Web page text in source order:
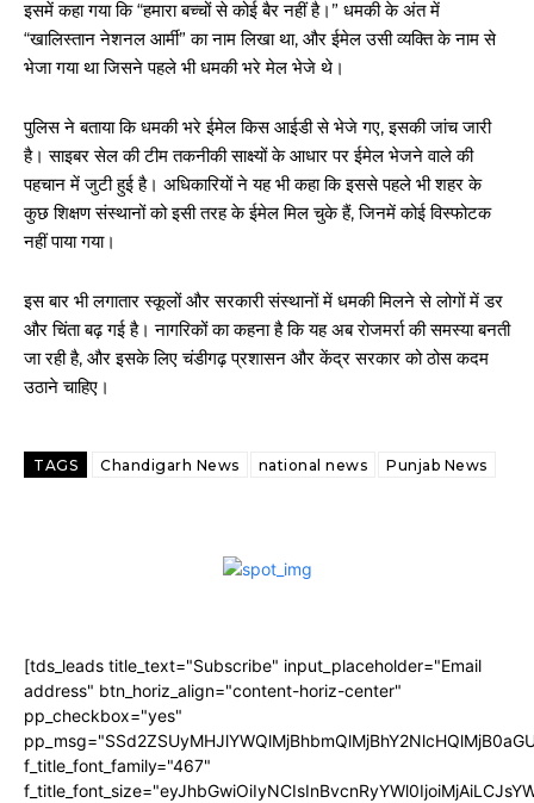
इसमें कहा गया कि “हमारा बच्चों से कोई बैर नहीं है।” धमकी के अंत में
“खालिस्तान नेशनल आर्मी” का नाम लिखा था, और ईमेल उसी व्यक्ति के नाम से
भेजा गया था जिसने पहले भी धमकी भरे मेल भेजे थे।
पुलिस ने बताया कि धमकी भरे ईमेल किस आईडी से भेजे गए, इसकी जांच जारी
है। साइबर सेल की टीम तकनीकी साक्ष्यों के आधार पर ईमेल भेजने वाले की
पहचान में जुटी हुई है। अधिकारियों ने यह भी कहा कि इससे पहले भी शहर के
कुछ शिक्षण संस्थानों को इसी तरह के ईमेल मिल चुके हैं, जिनमें कोई विस्फोटक
नहीं पाया गया।
इस बार भी लगातार स्कूलों और सरकारी संस्थानों में धमकी मिलने से लोगों में डर
और चिंता बढ़ गई है। नागरिकों का कहना है कि यह अब रोजमर्रा की समस्या बनती
जा रही है, और इसके लिए चंडीगढ़ प्रशासन और केंद्र सरकार को ठोस कदम
उठाने चाहिए।
TAGS Chandigarh News national news Punjab News
[tds_leads title_text="Subscribe" input_placeholder="Email
address" btn_horiz_align="content-horiz-center"
pp_checkbox="yes"
f_title_font_family="467"